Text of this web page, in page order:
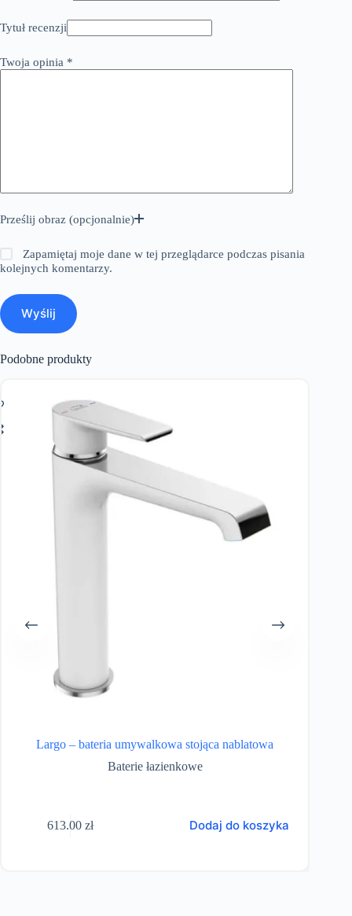
Tytuł recenzji
Twoja opinia *
Prześlij obraz (opcjonalnie)
Zapamiętaj moje dane w tej przeglądarce podczas pisania
kolejnych komentarzy.
Wyślij
Podobne produkty
Largo – bateria umywalkowa stojąca nablatowa
Baterie łazienkowe
613.00zł Dodaj do koszyka